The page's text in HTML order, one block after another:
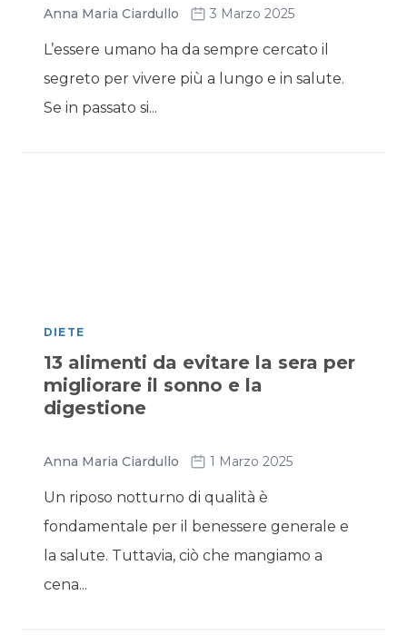
Anna Maria Ciardullo 3 Marzo 2025
L’essere umano ha da sempre cercato il
segreto per vivere più a lungo e in salute.
Se in passato si...
DIETE
13 alimenti da evitare la sera per
migliorare il sonno e la
digestione
Anna Maria Ciardullo 1 Marzo 2025
Un riposo notturno di qualità è
fondamentale per il benessere generale e
la salute. Tuttavia, ciò che mangiamo a
cena...